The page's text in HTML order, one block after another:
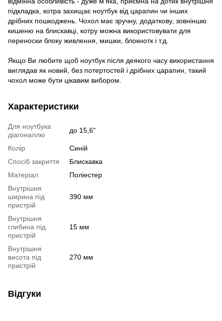
підкладка, котра захищає ноутбук від царапин чи інших
дрібних пошкоджень. Чохол має зручну, додаткову, зовніншю
кишеню на блискавці, котру можна використовувати для
переноски блоку живлення, мишки, блокнотк і т.д.
Якщо Ви любите щоб ноутбук після деякого часу використання
виглядав як новий, без потертостей і дрібних царапин, такий
чохол може бути цікавим вибором.
Характеристики
Для ноутбука
діагоналлю
до 15,6"
Колір
Синій
Спосіб закриття
Блискавка
Матеріал
Поліестер
Внутрішня
ширина під
пристрій
390 мм
Внутрішня
глибина під
пристрій
15 мм
Внутрішня
висота під
пристрій
270 мм
Відгуки